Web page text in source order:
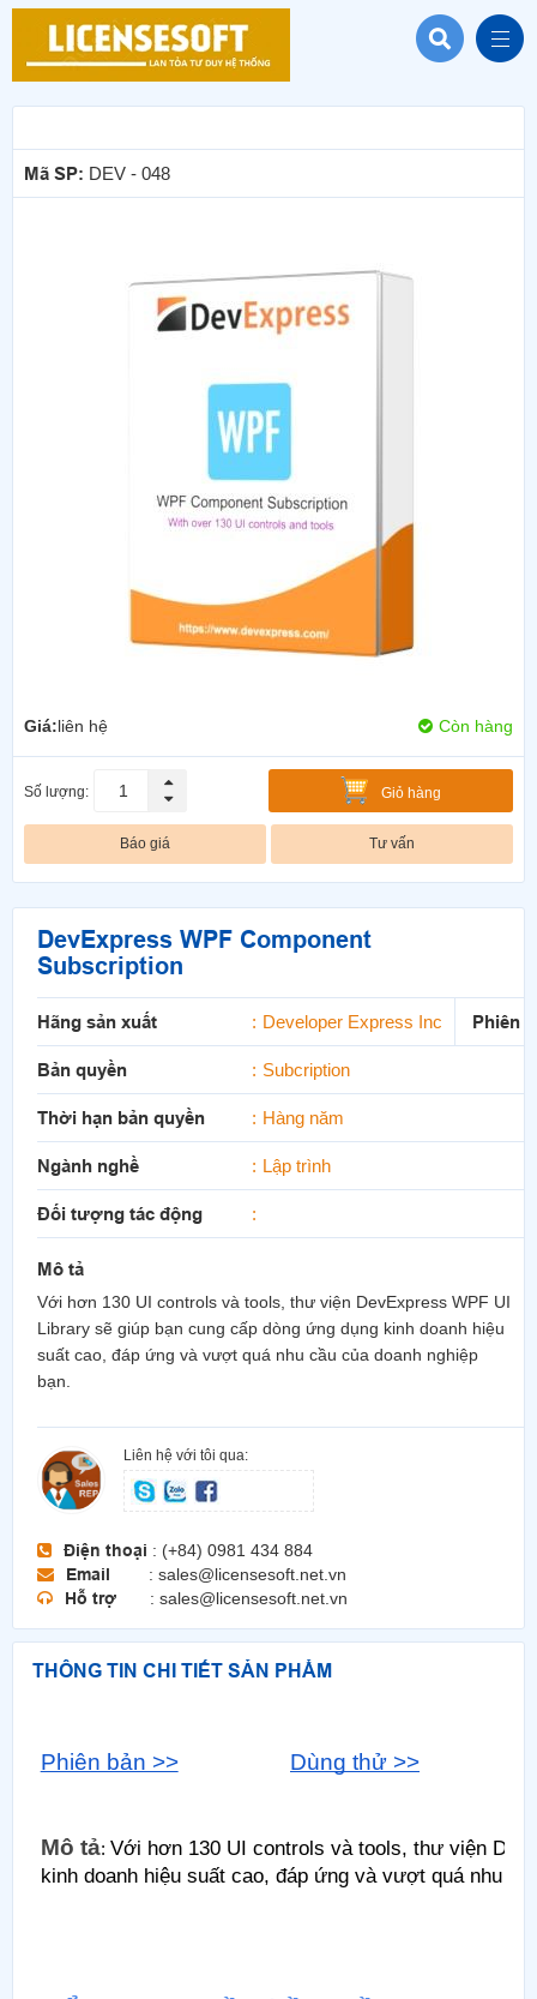
Mã SP: DEV - 048
Giá:liên hệ Còn hàng
Số lượng: Giỏ hàng
Báo giá Tư vấn
DevExpress WPF Component
Subscription
Hãng sản xuất Developer Express Inc Phiên
Bản quyền Subcription
Thời hạn bản quyền Hàng năm
Ngành nghề Lập trình
Đối tượng tác động
Mô tả
Với hơn 130 UI controls và tools, thư viện DevExpress WPF UI
Library sẽ giúp bạn cung cấp dòng ứng dụng kinh doanh hiệu
suất cao, đáp ứng và vượt quá nhu cầu của doanh nghiệp
bạn.
Liên hệ với tôi qua:
Điện thoại : (+84) 0981 434 884
Email
: sales@licensesoft.net.vn
Hỗ trợ
: sales@licensesoft.net.vn
THÔNG TIN CHI TIẾT SẢN PHẨM
Phiên bản >> Dùng thử >>
Mô tả: ​ Với hơn 130 UI controls và tools, thư viện
kinh doanh hiệu suất cao, đáp ứng và vượt quá nhu